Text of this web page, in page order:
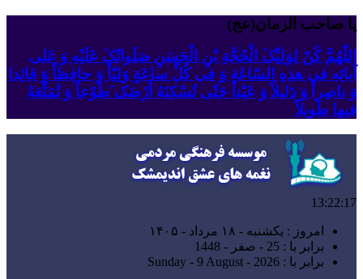
یا صاحب الزمان(عج)
اللّهُمَّ کُنْ لِوَلِیِّکَ الْحُجَّةِ بْنِ الْحَسَنِ صَلَواتُکَ عَلَیْهِ وَ عَلى
آبائِهِ فی هذِهِ السّاعَةِ وَ فی کُلِّ ساعَةٍ وَلِیّاً وَ حافِظاً وَ قائِدا
‏وَ ناصِراً وَ دَلیلاً وَ عَیْناً حَتّى تُسْکِنَهُ أَرْضَک َطَوْعاً وَ تُمَتِّعَهُ
فیها طَویلاً
13:22:18
امروز : یکشنبه - ۱۸ مرداد - ۱۴۰۵
برابر با : 25 - صفر - 1448
برابر با : Sunday - 9 August - 2026